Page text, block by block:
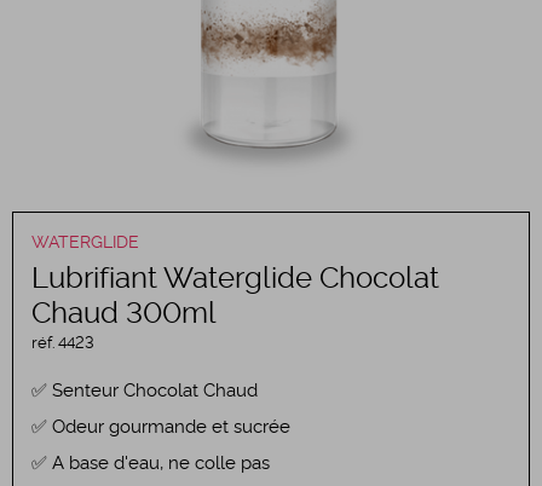
WATERGLIDE
Lubrifiant Waterglide Chocolat
Chaud 300ml
réf. 4423
Senteur Chocolat Chaud
Odeur gourmande et sucrée
A base d'eau, ne colle pas